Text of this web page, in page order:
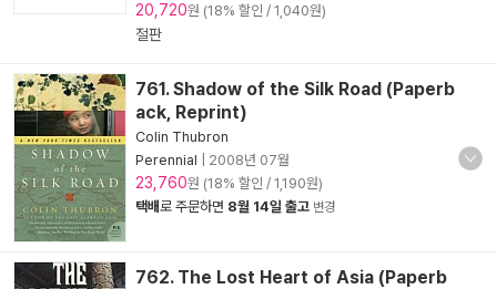
20,720원 (18% 할인 / 1,040원)
절판
761. Shadow of the Silk Road (Paperb
ack, Reprint)
Colin Thubron
Perennial
2008년 07월
23,760원 (18% 할인 / 1,190원)
택배로 주문하면 8월 14일 출고 변경
762. The Lost Heart of Asia (Paperb